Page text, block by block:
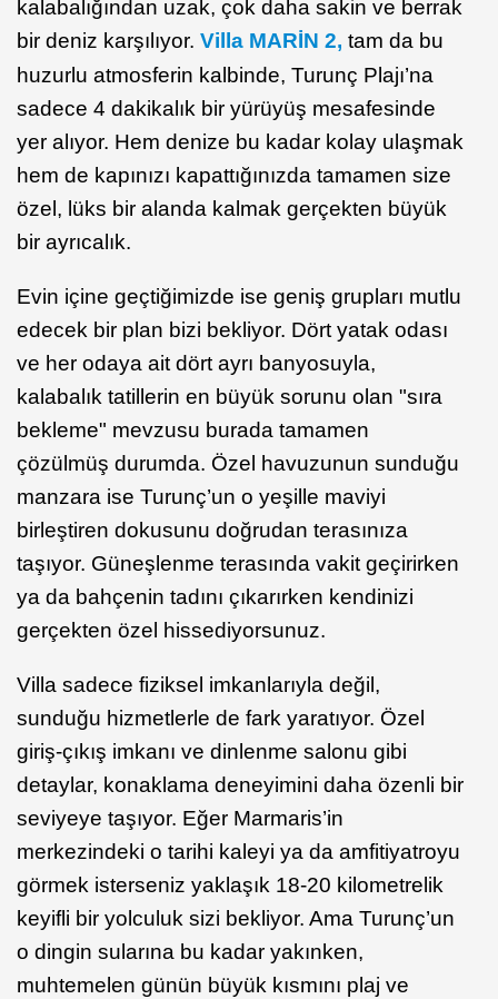
kalabalığından uzak, çok daha sakin ve berrak
bir deniz karşılıyor. Villa MARİN 2, tam da bu
huzurlu atmosferin kalbinde, Turunç Plajı’na
sadece 4 dakikalık bir yürüyüş mesafesinde
yer alıyor. Hem denize bu kadar kolay ulaşmak
hem de kapınızı kapattığınızda tamamen size
özel, lüks bir alanda kalmak gerçekten büyük
bir ayrıcalık.
Evin içine geçtiğimizde ise geniş grupları mutlu
edecek bir plan bizi bekliyor. Dört yatak odası
ve her odaya ait dört ayrı banyosuyla,
kalabalık tatillerin en büyük sorunu olan "sıra
bekleme" mevzusu burada tamamen
çözülmüş durumda. Özel havuzunun sunduğu
manzara ise Turunç’un o yeşille maviyi
birleştiren dokusunu doğrudan terasınıza
taşıyor. Güneşlenme terasında vakit geçirirken
ya da bahçenin tadını çıkarırken kendinizi
gerçekten özel hissediyorsunuz.
Villa sadece fiziksel imkanlarıyla değil,
sunduğu hizmetlerle de fark yaratıyor. Özel
giriş-çıkış imkanı ve dinlenme salonu gibi
detaylar, konaklama deneyimini daha özenli bir
seviyeye taşıyor. Eğer Marmaris’in
merkezindeki o tarihi kaleyi ya da amfitiyatroyu
görmek isterseniz yaklaşık 18-20 kilometrelik
keyifli bir yolculuk sizi bekliyor. Ama Turunç’un
o dingin sularına bu kadar yakınken,
muhtemelen günün büyük kısmını plaj ve